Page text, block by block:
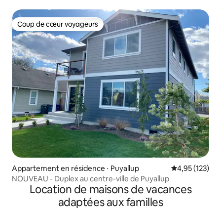
Coup de cœur voyageurs
Coup de cœur voyageurs
Appartement en résidence ⋅ Puyallup Évaluation
4,95 (123)
NOUVEAU - Duplex au centre-ville de Puyallup
Location de maisons de vacances
adaptées aux familles